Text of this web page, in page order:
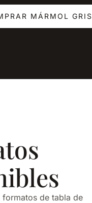
MÁRMOL GRIS
formatos de tabla de